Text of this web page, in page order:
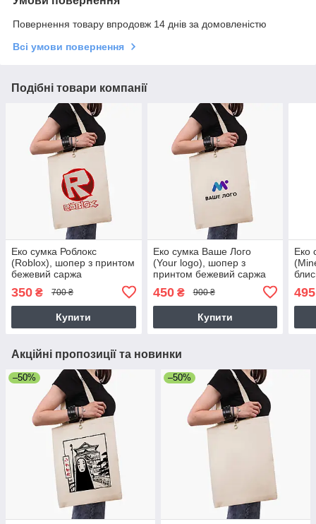
Повернення товару впродовж 14 днів за домовленістю
Всі умови повернення
Подібні товари компанії
Еко сумка Роблокс
(Roblox), шопер з принтом
бежевий саржа
350 ₴ 700 ₴
Купити
Еко сумка Ваше Лого
(Your logo), шопер з
принтом бежевий саржа
450₴ 900 ₴
Купити
Еко
495
Акційні пропозиції та новинки
–50% –50%